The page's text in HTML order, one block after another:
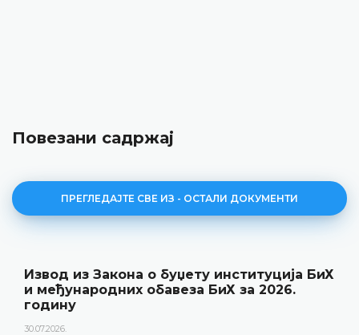
Повезани садржај
ПРЕГЛЕДАЈТЕ СВЕ ИЗ - ОСТАЛИ ДОКУМЕНТИ
Извод из Закона о буџету институција БиХ
и међународних обавеза БиХ за 2026.
годину
30.07.2026.